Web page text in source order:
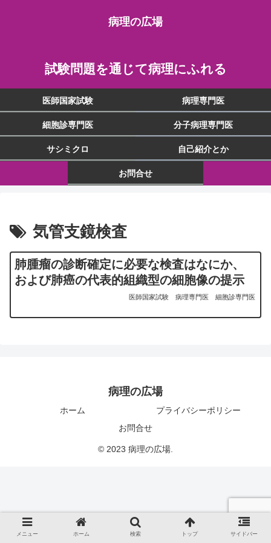
病理の広場
試験問題を通じて病理にふれる
医師国家試験 病理専門医
細胞診専門医 分子病理専門医
サシミクロ 自己紹介とか
お問合せ
気管支鏡検査
肺腫瘤の診断確定に必要な検査はなにか、
および肺癌の代表的組織型の細胞像の提示
医師国家試験 病理専門医 細胞診専門医
病理の広場
ホーム
プライバシーポリシー
お問合せ
© 2023 病理の広場.
メニュー ホーム 検索 トップ サイドバー